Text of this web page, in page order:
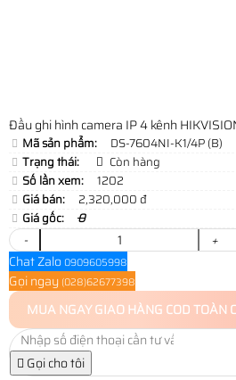
Đầu ghi hình camera IP 4 kênh
Mã sản phẩm:
DS-7604NI-K1/4P (B)
Trạng thái:
Còn hàng
Số lần xem:
1202
Giá bán:
2,320,000 đ
Giá gốc:
0
-
+
Chat Zalo 0909605998
Gọi ngay (028)62677398
MUA NGAYGIAO HÀNG COD TOÀN
Gọi cho tôi